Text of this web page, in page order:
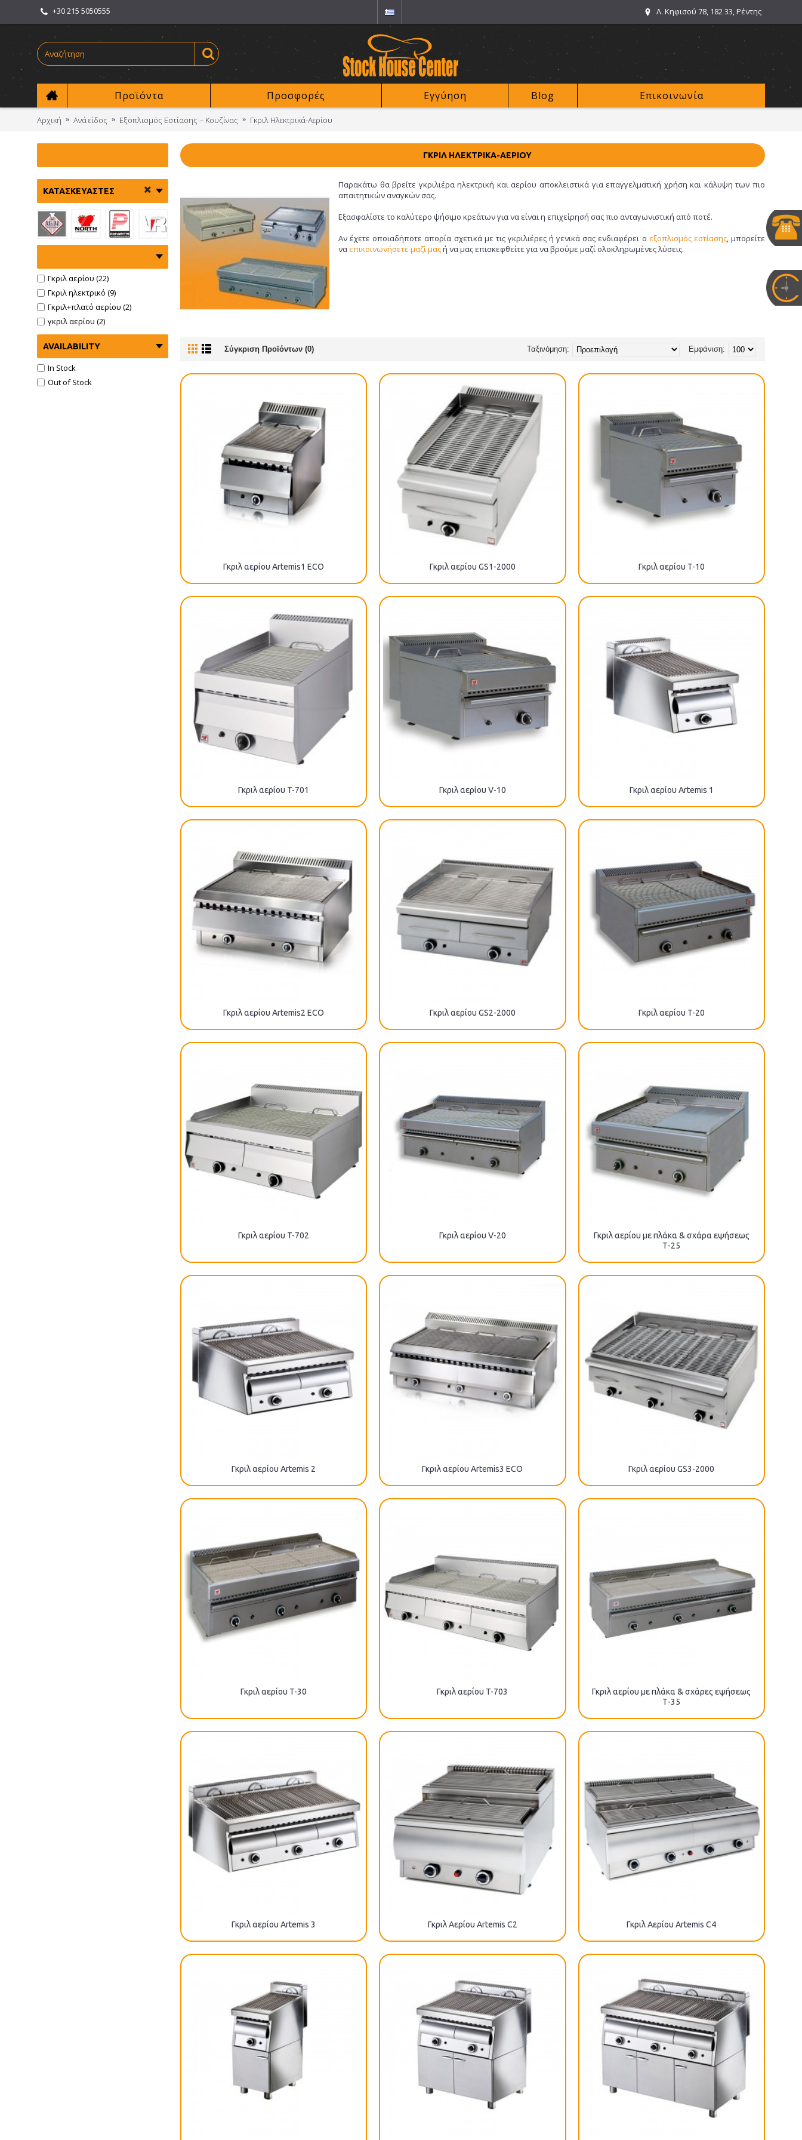
+30 215 5050555 Λ. Κηφισού 78, 182 33, Ρέντης
Προϊόντα Προσφορές Εγγύηση Blog Επικοινωνία
Αρχική Ανά είδος Εξοπλισμός Εστίασης – Κουζίνας Γκριλ Ηλεκτρικά-Αερίου
ΚΑΤΑΣΚΕΥΑΣΤΈΣ
Γκριλ αερίου (22)
Γκριλ ηλεκτρικό (9)
Γκριλ+πλατό αερίου (2)
γκριλ αερίου (2)
AVAILABILITY
In Stock
Out of Stock
ΓΚΡΙΛ ΗΛΕΚΤΡΙΚΆ-ΑΕΡΊΟΥ
Παρακάτω θα βρείτε γκριλιέρα ηλεκτρική και αερίου αποκλειστικά για επαγγελματική χρήση και κάλυψη των πιο
απαιτητικών αναγκών σας.
Εξασφαλίστε το καλύτερο ψήσιμο κρεάτων για να είναι η επιχείρησή σας πιο ανταγωνιστική από ποτέ.
Αν έχετε οποιαδήποτε απορία σχετικά με τις γκριλιέρες ή γενικά σας ενδιαφέρει ο εξοπλισμός εστίασης, μπορείτε
να επικοινωνήσετε μαζί μαςή να μας επισκεφθείτε για να βρούμε μαζί ολοκληρωμένες λύσεις.
Σύγκριση Προϊόντων (0) Εμφάνιση:
Ταξινόμηση:
Γκριλ αερίου Artemis1 ECO Γκριλ αερίου GS1-2000 Γκριλ αερίου T-10
Γκριλ αερίου T-701 Γκριλ αερίου V-10 Γκριλ αερίου Artemis 1
Γκριλ αερίου Artemis2 ECO Γκριλ αερίου GS2-2000 Γκριλ αερίου T-20
Γκριλ αερίου T-702 Γκριλ αερίου V-20
Γκριλ αερίου με πλάκα & σχάρα εψήσεως
Τ-25
Γκριλ αερίου Artemis 2 Γκριλ αερίου Artemis3 ECO Γκριλ αερίου GS3-2000
Γκριλ αερίου T-30 Γκριλ αερίου T-703
Γκριλ αερίου με πλάκα & σχάρες εψήσεως
Τ-35
Γκριλ αερίου Artemis 3 Γκριλ Αερίου Artemis C2 Γκριλ Αερίου Artemis C4